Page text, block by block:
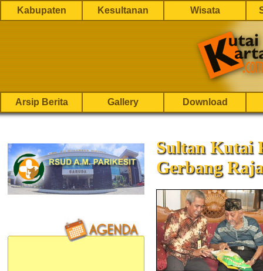
Kabupaten Kesultanan Wisata
Arsip Berita Gallery Download
Sultan Kutai
Gerbang Raja